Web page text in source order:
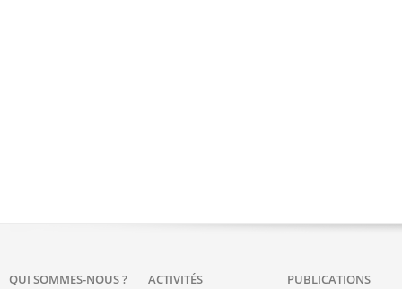
QUI SOMMES-NOUS ? ACTIVITÉS PUBLICATIONS